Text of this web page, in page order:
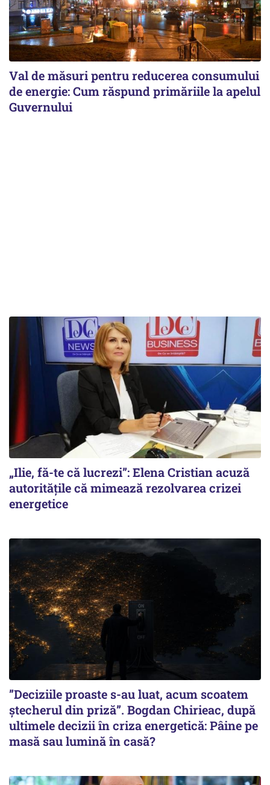
Val de măsuri pentru reducerea consumului
de energie: Cum răspund primăriile la apelul
Guvernului
„Ilie, fă-te că lucrezi”: Elena Cristian acuză
autoritățile că mimează rezolvarea crizei
energetice
”Deciziile proaste s-au luat, acum scoatem
ștecherul din priză”. Bogdan Chirieac, după
ultimele decizii în criza energetică: Pâine pe
masă sau lumină în casă?